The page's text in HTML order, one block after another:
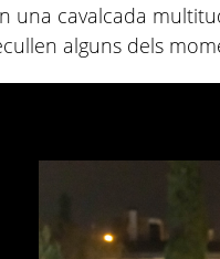
una cavalcada
alguns dels